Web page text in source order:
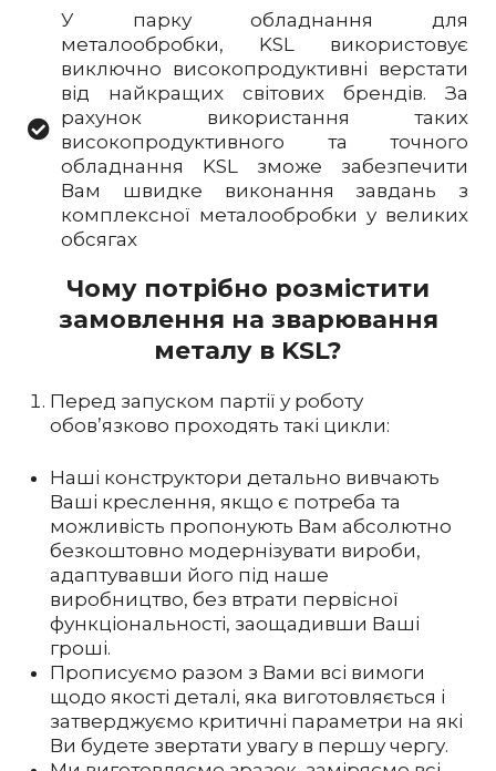
У парку обладнання для
металообробки, KSL використовує
виключно високопродуктивні верстати
від найкращих світових брендів. За
рахунок використання таких
високопродуктивного та точного
обладнання KSL зможе забезпечити
Вам швидке виконання завдань з
комплексної металообробки у великих
обсягах
Чому потрібно розмістити
замовлення на зварювання
металу в KSL?
Перед запуском партії у роботу
обов’язково проходять такі цикли:
Наші конструктори детально вивчають
Ваші креслення, якщо є потреба та
можливість пропонують Вам абсолютно
безкоштовно модернізувати вироби,
адаптувавши його під наше
виробництво, без втрати первісної
функціональності, заощадивши Ваші
гроші.
Прописуємо разом з Вами всі вимоги
щодо якості деталі, яка виготовляється і
затверджуємо критичні параметри на які
Ви будете звертати увагу в першу чергу.